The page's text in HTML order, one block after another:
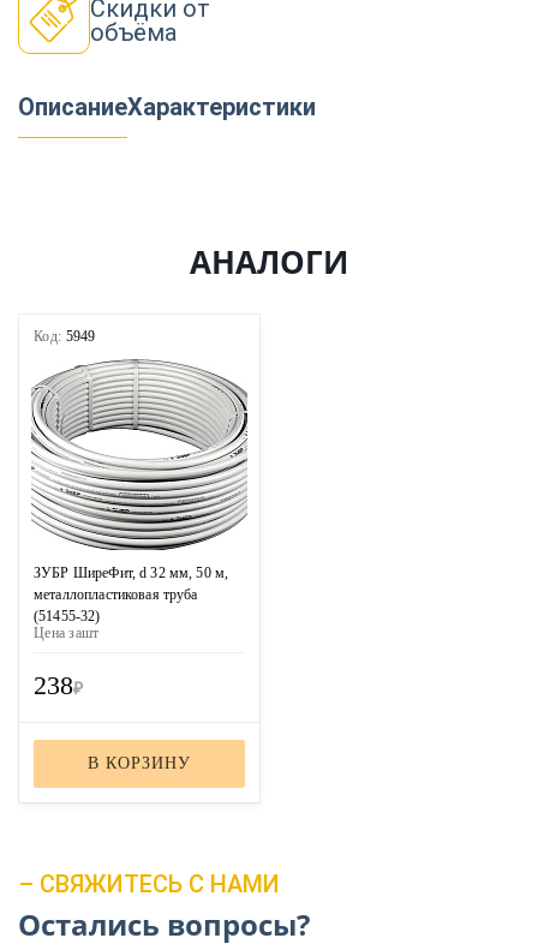
Скидки от
объёма
ОписаниеХарактеристики
АНАЛОГИ
Код: 5949
ЗУБР ШиреФит, d 32 мм, 50 м,
металлопластиковая труба
(51455-32)
Цена зашт
238₽
В КОРЗИНУ
– СВЯЖИТЕСЬ С НАМИ
Остались вопросы?